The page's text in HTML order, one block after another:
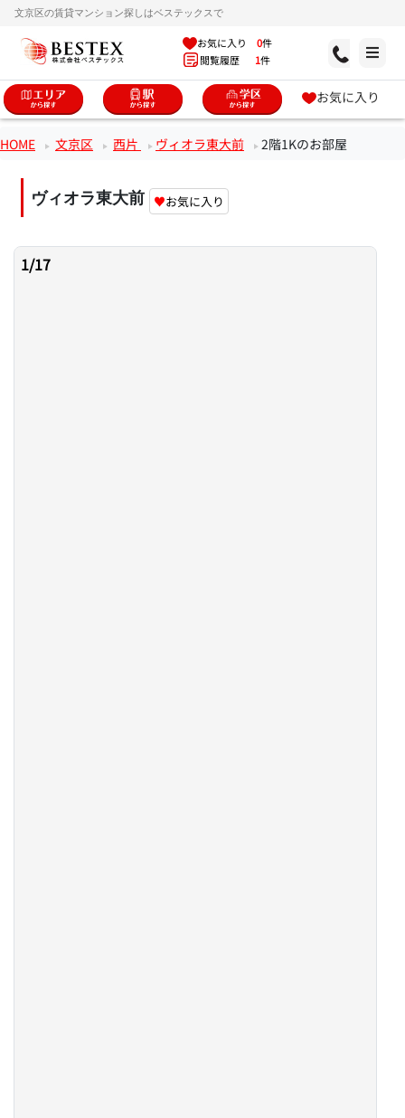
文京区の賃貸マンション探しはベステックスで
お気に入り 0件
閲覧履歴 1件
お気に入り
HOME 文京区 西片 ヴィオラ東大前 2階1Kのお部屋
ヴィオラ東大前 ♥お気に入り
1/17